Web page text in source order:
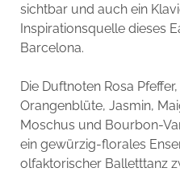
sichtbar und auch ein
Inspirationsquelle dieses
Barcelona.
Die Duftnoten Rosa
Orangenblüte, Jasmin,
Moschus und Bourbon-
ein gewürzig-florales
olfaktorischer Balletttanz